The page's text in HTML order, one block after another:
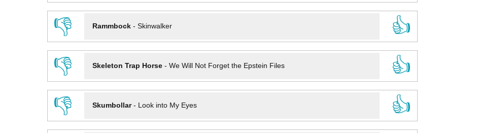
👎
Rammbock- Skinwalker
👍
👎
Skeleton Trap Horse- We Will Not Forget the Epstein Files
👍
👎
Skumbollar- Look into My Eyes
👍